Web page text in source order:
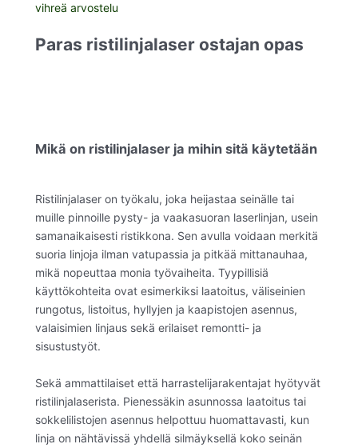
vihreä arvostelu
Paras ristilinjalaser ostajan opas
Mikä on ristilinjalaser ja mihin sitä käytetään
Ristilinjalaser on työkalu, joka heijastaa seinälle tai
muille pinnoille pysty- ja vaakasuoran laserlinjan, usein
samanaikaisesti ristikkona. Sen avulla voidaan merkitä
suoria linjoja ilman vatupassia ja pitkää mittanauhaa,
mikä nopeuttaa monia työvaiheita. Tyypillisiä
käyttökohteita ovat esimerkiksi laatoitus, väliseinien
rungotus, listoitus, hyllyjen ja kaapistojen asennus,
valaisimien linjaus sekä erilaiset remontti- ja
sisustustyöt.
Sekä ammattilaiset että harrastelijarakentajat hyötyvät
ristilinjalaserista. Pienessäkin asunnossa laatoitus tai
sokkelilistojen asennus helpottuu huomattavasti, kun
linja on nähtävissä yhdellä silmäyksellä koko seinän